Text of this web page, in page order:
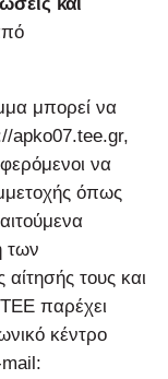
μπορεί να
apko07.tee.gr,
να
όπως
των
τους και
ΤΕΕ παρέχει
κέντρο